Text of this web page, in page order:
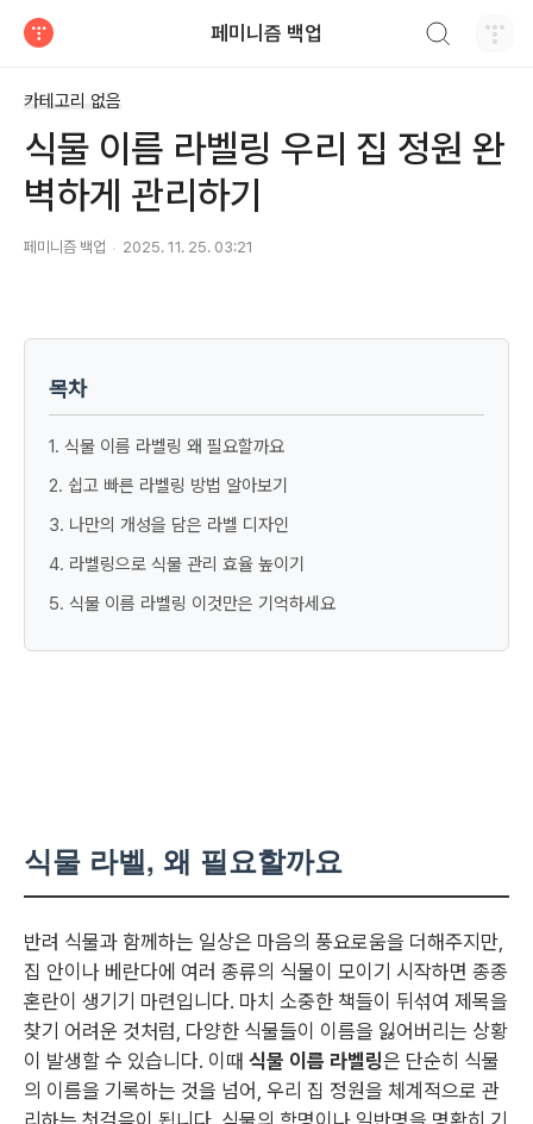
페미니즘 백업
카테고리 없음
식물 이름 라벨링 우리 집 정원 완
벽하게 관리하기
페미니즘 백업 2025. 11. 25. 03:21
목차
1. 식물 이름 라벨링 왜 필요할까요
2. 쉽고 빠른 라벨링 방법 알아보기
3. 나만의 개성을 담은 라벨 디자인
4. 라벨링으로 식물 관리 효율 높이기
5. 식물 이름 라벨링 이것만은 기억하세요
식물 라벨, 왜 필요할까요
반려 식물과 함께하는 일상은 마음의 풍요로움을 더해주지만,
집 안이나 베란다에 여러 종류의 식물이 모이기 시작하면 종종
혼란이 생기기 마련입니다. 마치 소중한 책들이 뒤섞여 제목을
찾기 어려운 것처럼, 다양한 식물들이 이름을 잃어버리는 상황
이 발생할 수 있습니다. 이때 식물 이름 라벨링은 단순히 식물
의 이름을 기록하는 것을 넘어, 우리 집 정원을 체계적으로 관